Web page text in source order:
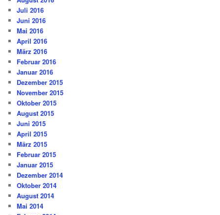
Juli 2016
Juni 2016
Mai 2016
April 2016
März 2016
Februar 2016
Januar 2016
Dezember 2015
November 2015
Oktober 2015
August 2015
Juni 2015
April 2015
März 2015
Februar 2015
Januar 2015
Dezember 2014
Oktober 2014
August 2014
Mai 2014